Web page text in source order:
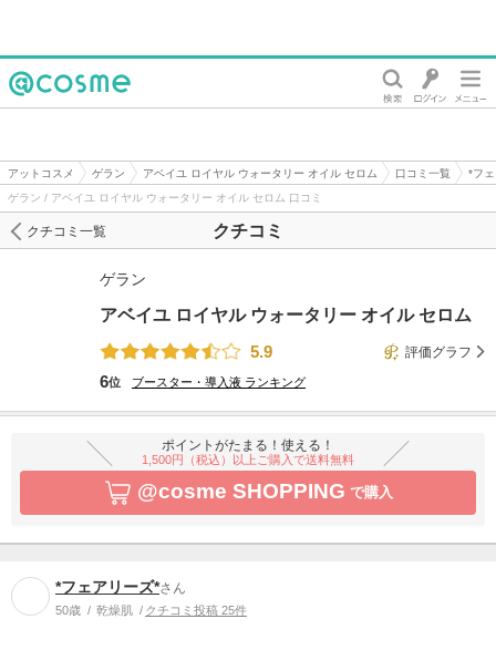
アットコスメ ゲラン アベイユ ロイヤル ウォータリー オイル セロム 口コミ一覧
*フ
ゲラン / アベイユ ロイヤル ウォータリー オイル セロム 口コミ
クチコミ
クチコミ一覧
ゲラン
アベイユ ロイヤル ウォータリー オイル セロム
5.9
評価グラフ
6位 ブースター・導入液 ランキング
ポイントがたまる！使える！
1,500円（税込）以上ご購入で送料無料
@cosme SHOPPING で購入
*フェアリーズ*さん
50歳 乾燥肌 クチコミ投稿 25件